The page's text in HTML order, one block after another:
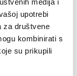
upotrebi
za društvene
kombinirati s
su prikupili